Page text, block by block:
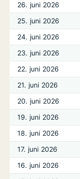
26. juni 2026
25. juni 2026
24. juni 2026
23. juni 2026
22. juni 2026
21. juni 2026
20. juni 2026
19. juni 2026
18. juni 2026
17. juni 2026
16. juni 2026